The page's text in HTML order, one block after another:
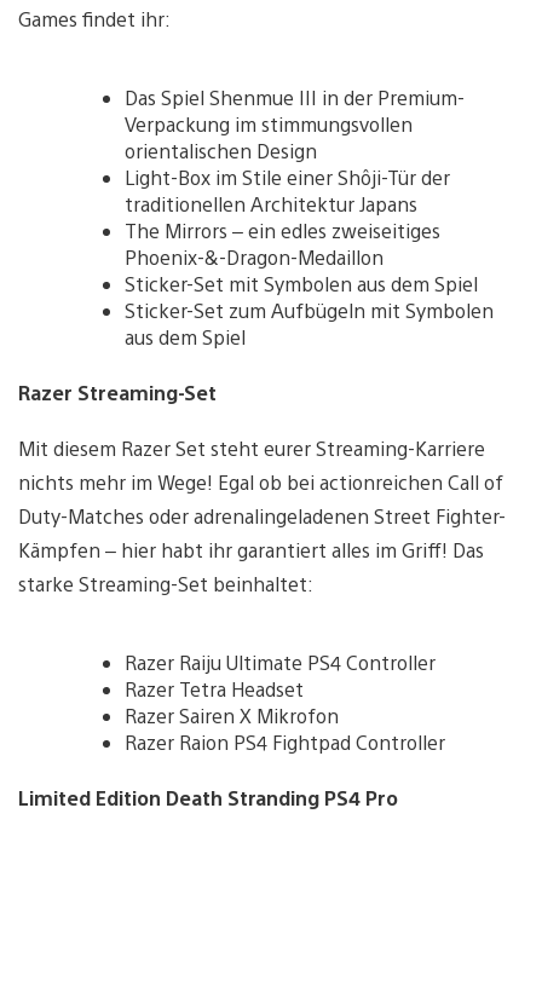
Games findet ihr:
Das Spiel Shenmue III in der Premium-
Verpackung im stimmungsvollen
orientalischen Design
Light-Box im Stile einer Shôji-Tür der
traditionellen Architektur Japans
The Mirrors – ein edles zweiseitiges
Phoenix-&-Dragon-Medaillon
Sticker-Set mit Symbolen aus dem Spiel
Sticker-Set zum Aufbügeln mit Symbolen
aus dem Spiel
Razer Streaming-Set
Mit diesem Razer Set steht eurer Streaming-Karriere
nichts mehr im Wege! Egal ob bei actionreichen Call of
Duty-Matches oder adrenalingeladenen Street Fighter-
Kämpfen – hier habt ihr garantiert alles im Griff! Das
starke Streaming-Set beinhaltet:
Razer Raiju Ultimate PS4 Controller
Razer Tetra Headset
Razer Sairen X Mikrofon
Razer Raion PS4 Fightpad Controller
Limited Edition Death Stranding PS4 Pro